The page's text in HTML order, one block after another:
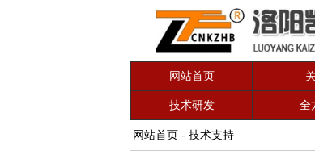
网站首页
技术研发 全
网站首页 - 技术支持